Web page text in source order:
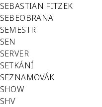
SEBASTIAN FITZEK
SEBEOBRANA
SEMESTR
SEN
SERVER
SETKÁNÍ
SEZNAMOVÁK
SHOW
SHV